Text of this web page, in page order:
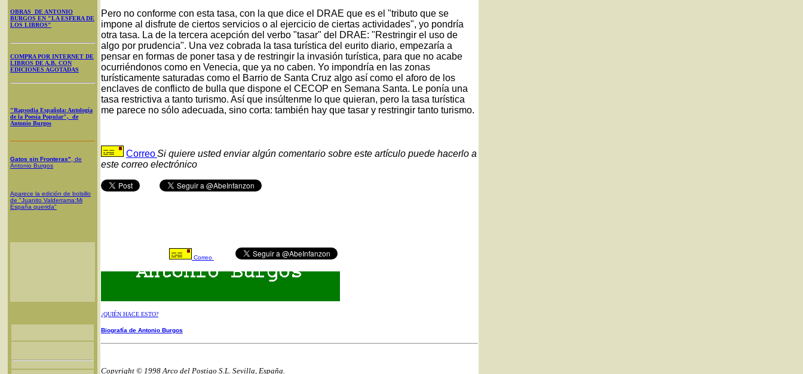
OBRAS DE ANTONIO
BURGOS EN "LA ESFERA DE
LOS LIBROS"
COMPRA POR INTERNET DE
LIBROS DE A.B. CON
EDICIONES AGOTADAS
"Rapsodia Española: Antología
de la Poesía Popular", de
Antonio Burgos
Gatos sin Fronteras" , de
Antonio Burgos
Aparece la edición de bolsillo
de "Juanito Valderrama:Mi
España querida"
Pero no conforme con esta tasa, con la que dice el DRAE que es el "tributo que se
impone al disfrute de ciertos servicios o al ejercicio de ciertas actividades", yo pondría
otra tasa. La de la tercera acepción del verbo "tasar" del DRAE: "Restringir el uso de
algo por prudencia". Una vez cobrada la tasa turística del eurito diario, empezaría a
pensar en formas de poner tasa y de restringir la invasión turística, para que no acabe
ocurriéndonos como en Venecia, que ya no caben. Yo impondría en las zonas
turísticamente saturadas como el Barrio de Santa Cruz algo así como el aforo de los
enclaves de conflicto de bulla que dispone el CECOP en Semana Santa. Le ponía una
tasa restrictiva a tanto turismo. Así que insúltenme lo que quieran, pero la tasa turística
me parece no sólo adecuada, sino corta: también hay que tasar y restringir tanto turismo.
CorreoSi quiere usted enviar algún comentario sobre este artículo puede hacerlo a
este correo electrónico
Correo
¿QUIÉN HACE ESTO?
Biografía de Antonio Burgos
Copyright © 1998 Arco del Postigo S.L. Sevilla, España.